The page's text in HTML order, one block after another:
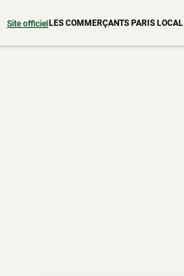
Site officiel LES COMMERÇANTS PARIS LOCAL